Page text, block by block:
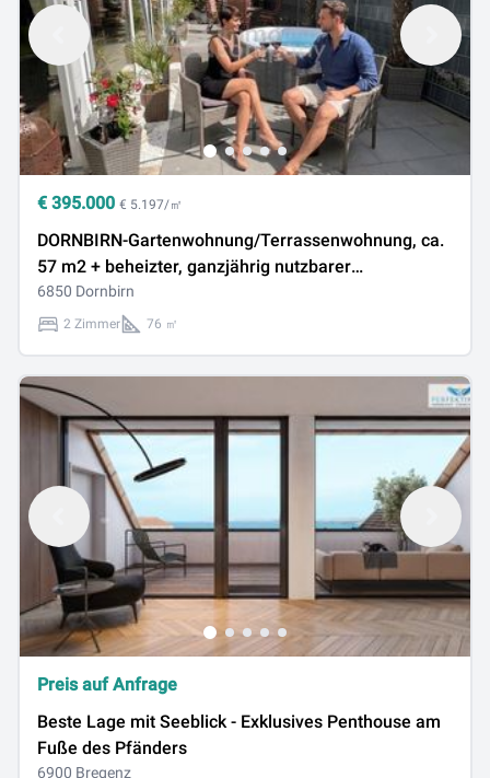
€ 395.000 € 5.197/㎡
DORNBIRN-Gartenwohnung/Terrassenwohnung, ca.
57 m2 + beheizter, ganzjährig nutzbarer
Wintergarten ca. 19 m2, Gesamt-Wohn-NFL ca. 76
m2, Wohnempfinden/Wohlfühl-Atmosphäre wie in
6850 Dornbirn
2 Zimmer 76 ㎡
Preis auf Anfrage
Beste Lage mit Seeblick - Exklusives Penthouse am
Fuße des Pfänders
6900 Bregenz